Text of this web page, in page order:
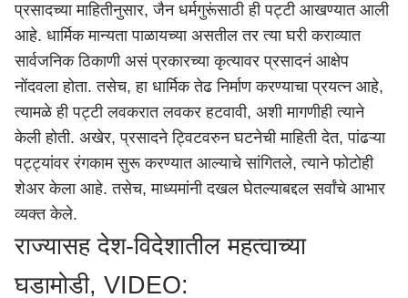
प्रसादच्या माहितीनुसार, जैन धर्मगुरूंसाठी ही पट्टी आखण्यात आली
आहे. धार्मिक मान्यता पाळायच्या असतील तर त्या घरी कराव्यात
सार्वजनिक ठिकाणी असं प्रकारच्या कृत्यावर प्रसादनं आक्षेप
नोंदवला होता. तसेच, हा धार्मिक तेढ निर्माण करण्याचा प्रयत्न आहे,
त्यामळे ही पट्टी लवकरात लवकर हटवावी, अशी मागणीही त्याने
केली होती. अखेर, प्रसादने ट्विटवरुन घटनेची माहिती देत, पांढऱ्या
पट्ट्यांवर रंगकाम सुरू करण्यात आल्याचे सांगितले, त्याने फोटोही
शेअर केला आहे. तसेच, माध्यमांनी दखल घेतल्याबद्दल सर्वांचे आभार
व्यक्त केले.
राज्यासह देश-विदेशातील महत्वाच्या
घडामोडी, VIDEO: